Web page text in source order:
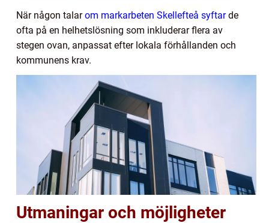
När någon talarom markarbeten Skellefteå syftarde
ofta på en helhetslösning som inkluderar flera av
stegen ovan, anpassat efter lokala förhållanden och
kommunens krav.
Utmaningar och möjligheter